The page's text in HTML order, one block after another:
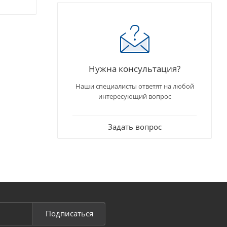
Нужна консультация?
Наши специалисты ответят на любой
интересующий вопрос
Задать вопрос
Подписаться